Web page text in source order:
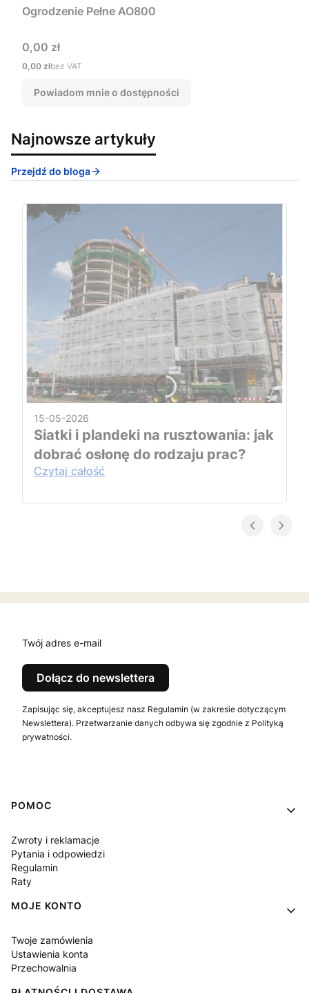
Ogrodzenie Pełne AO800
Cena
0,00 zł
Cena
0,00 złbez VAT
Powiadom mnie o dostępności
Najnowsze artykuły
Przejdź do bloga
15-05-2026
Siatki i plandeki na rusztowania: jak
dobrać osłonę do rodzaju prac?
Czytaj całość
Twój adres e-mail
Dołącz do newslettera
Zapisując się, akceptujesz nasz Regulamin (w zakresie dotyczącym
Newslettera). Przetwarzanie danych odbywa się zgodnie z Polityką
prywatności.
Linki w stopce
POMOC
Zwroty i reklamacje
Pytania i odpowiedzi
Regulamin
Raty
MOJE KONTO
Twoje zamówienia
Ustawienia konta
Przechowalnia